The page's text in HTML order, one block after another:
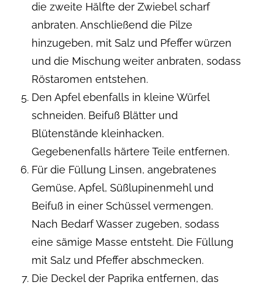
die zweite Hälfte der Zwiebel scharf
anbraten. Anschließend die Pilze
hinzugeben, mit Salz und Pfeffer würzen
und die Mischung weiter anbraten, sodass
Röstaromen entstehen.
Den Apfel ebenfalls in kleine Würfel
schneiden. Beifuß Blätter und
Blütenstände kleinhacken.
Gegebenenfalls härtere Teile entfernen.
Für die Füllung Linsen, angebratenes
Gemüse, Apfel, Süßlupinenmehl und
Beifuß in einer Schüssel vermengen.
Nach Bedarf Wasser zugeben, sodass
eine sämige Masse entsteht. Die Füllung
mit Salz und Pfeffer abschmecken.
Die Deckel der Paprika entfernen, das